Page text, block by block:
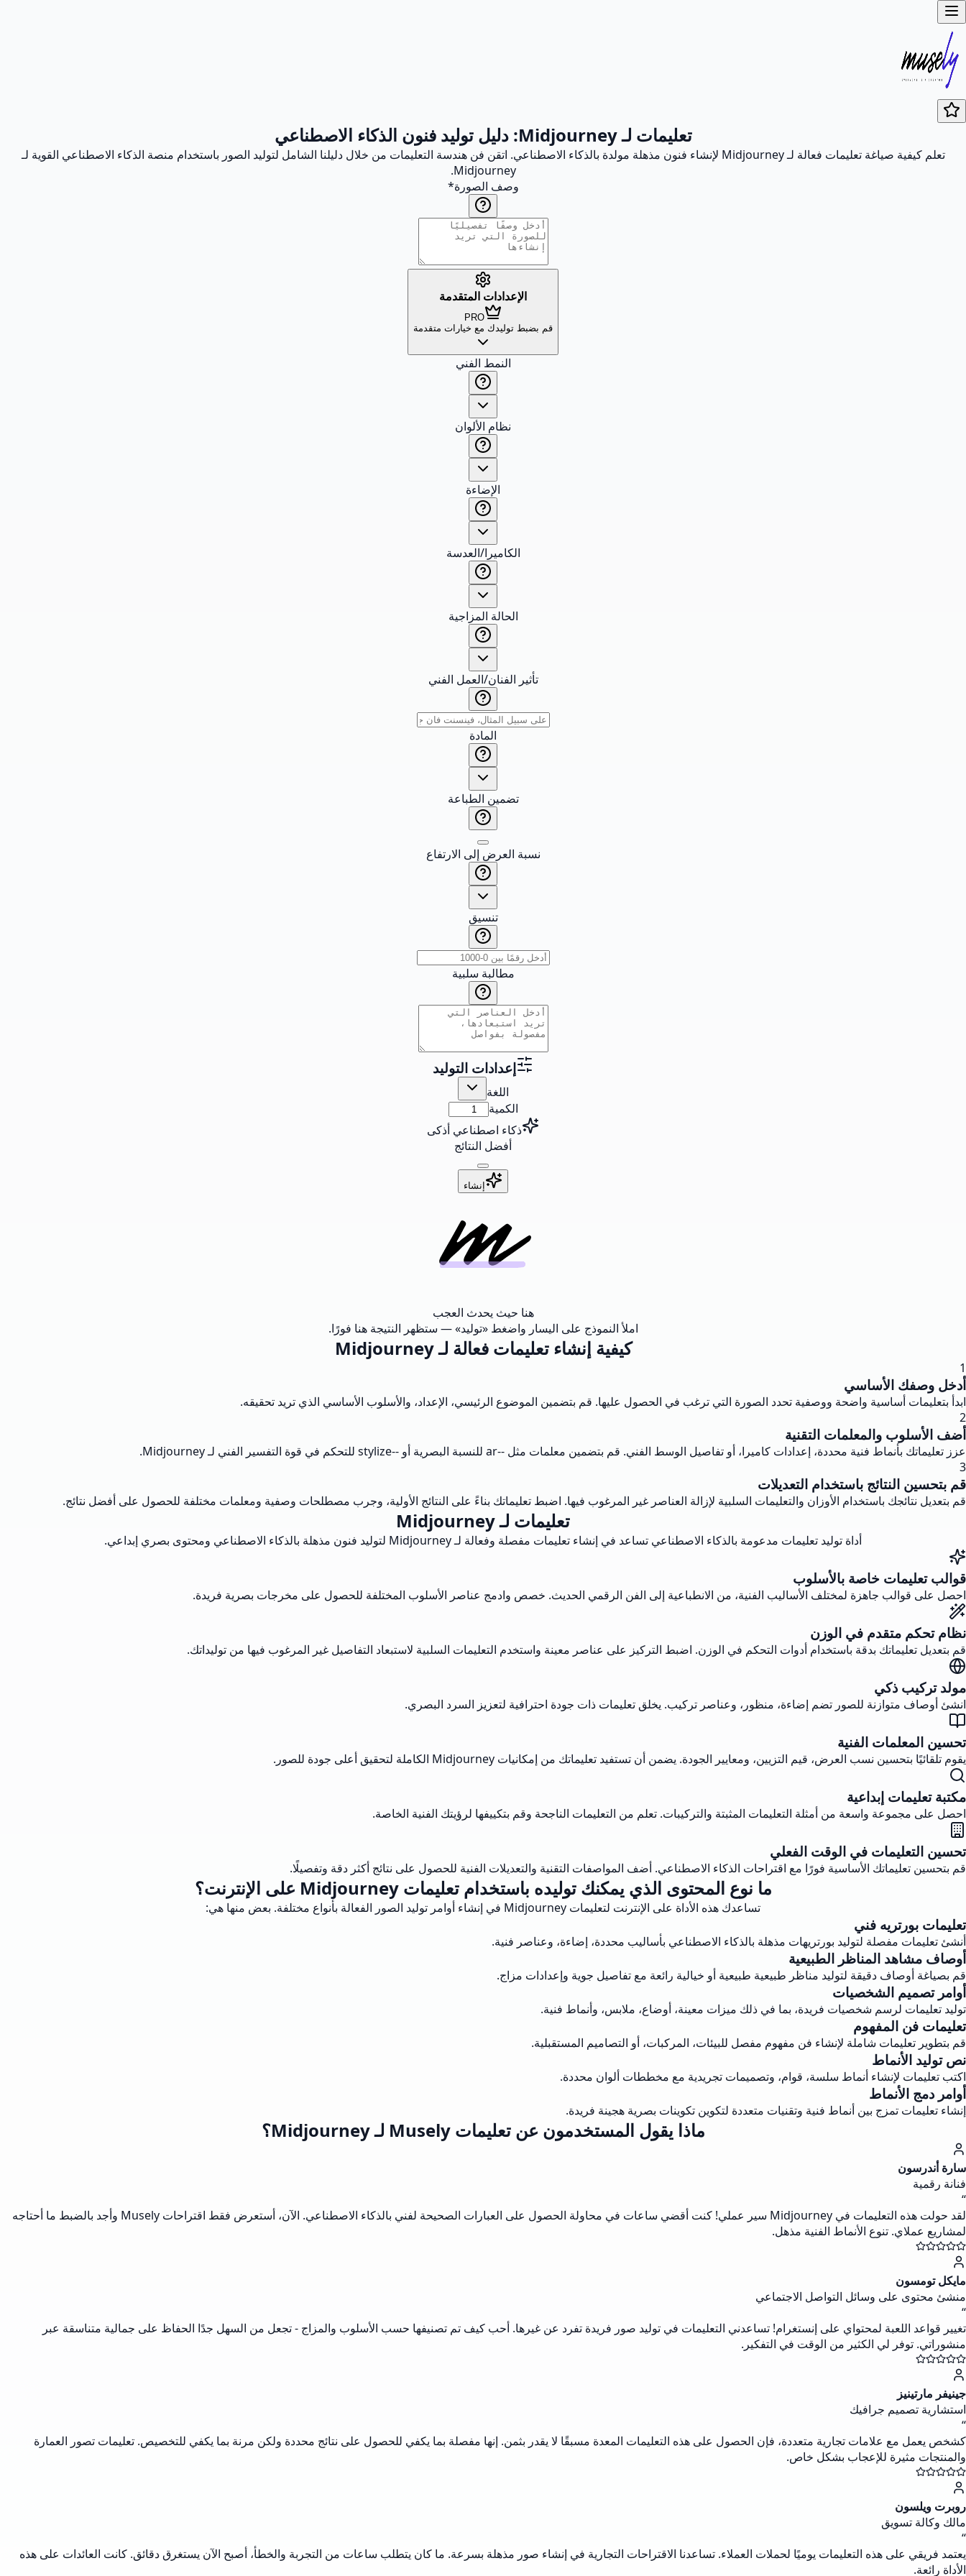
تعليمات لـ Midjourney: دليل توليد فنون الذكاء الاصطناعي
تعلم كيفية صياغة تعليمات فعالة لـ Midjourney لإنشاء فنون مذهلة مولدة بالذكاء الاصطناعي. اتقن فن هندسة التعليمات من خلال دليلنا الشامل لتوليد الصور باستخدام منصة الذكاء الاصطناعي القوية لـ
Midjourney.
وصف الصورة*
الإعدادات المتقدمة
PRO
قم بضبط توليدك مع خيارات متقدمة
النمط الفني
نظام الألوان
الإضاءة
الكاميرا/العدسة
الحالة المزاجية
تأثير الفنان/العمل الفني
المادة
تضمين الطباعة
نسبة العرض إلى الارتفاع
تنسيق
مطالبة سلبية
إعدادات التوليد
اللغة
الكمية
ذكاء اصطناعي أذكى
أفضل النتائج
إنشاء
هنا حيث يحدث العجب
املأ النموذج على اليسار واضغط «توليد» — ستظهر النتيجة هنا فورًا.
كيفية إنشاء تعليمات فعالة لـ Midjourney
1
أدخل وصفك الأساسي
ابدأ بتعليمات أساسية واضحة ووصفية تحدد الصورة التي ترغب في الحصول عليها. قم بتضمين الموضوع الرئيسي، الإعداد، والأسلوب الأساسي الذي تريد تحقيقه.
2
أضف الأسلوب والمعلمات التقنية
عزز تعليماتك بأنماط فنية محددة، إعدادات كاميرا، أو تفاصيل الوسط الفني. قم بتضمين معلمات مثل --ar للنسبة البصرية أو --stylize للتحكم في قوة التفسير الفني لـ Midjourney.
3
قم بتحسين النتائج باستخدام التعديلات
قم بتعديل نتائجك باستخدام الأوزان والتعليمات السلبية لإزالة العناصر غير المرغوب فيها. اضبط تعليماتك بناءً على النتائج الأولية، وجرب مصطلحات وصفية ومعلمات مختلفة للحصول على أفضل نتائج.
تعليمات لـ Midjourney
أداة توليد تعليمات مدعومة بالذكاء الاصطناعي تساعد في إنشاء تعليمات مفصلة وفعالة لـ Midjourney لتوليد فنون مذهلة بالذكاء الاصطناعي ومحتوى بصري إبداعي.
قوالب تعليمات خاصة بالأسلوب
احصل على قوالب جاهزة لمختلف الأساليب الفنية، من الانطباعية إلى الفن الرقمي الحديث. خصص وادمج عناصر الأسلوب المختلفة للحصول على مخرجات بصرية فريدة.
نظام تحكم متقدم في الوزن
قم بتعديل تعليماتك بدقة باستخدام أدوات التحكم في الوزن. اضبط التركيز على عناصر معينة واستخدم التعليمات السلبية لاستبعاد التفاصيل غير المرغوب فيها من توليداتك.
مولد تركيب ذكي
انشئ أوصاف متوازنة للصور تضم إضاءة، منظور، وعناصر تركيب. يخلق تعليمات ذات جودة احترافية لتعزيز السرد البصري.
تحسين المعلمات الفنية
يقوم تلقائيًا بتحسين نسب العرض، قيم التزيين، ومعايير الجودة. يضمن أن تستفيد تعليماتك من إمكانيات Midjourney الكاملة لتحقيق أعلى جودة للصور.
مكتبة تعليمات إبداعية
احصل على مجموعة واسعة من أمثلة التعليمات المثبتة والتركيبات. تعلم من التعليمات الناجحة وقم بتكييفها لرؤيتك الفنية الخاصة.
تحسين التعليمات في الوقت الفعلي
قم بتحسين تعليماتك الأساسية فورًا مع اقتراحات الذكاء الاصطناعي. أضف المواصفات التقنية والتعديلات الفنية للحصول على نتائج أكثر دقة وتفصيلًا.
ما نوع المحتوى الذي يمكنك توليده باستخدام تعليمات Midjourney على الإنترنت؟
تساعدك هذه الأداة على الإنترنت لتعليمات Midjourney في إنشاء أوامر توليد الصور الفعالة بأنواع مختلفة. بعض منها هي:
تعليمات بورتريه فني
أنشئ تعليمات مفصلة لتوليد بورتريهات مذهلة بالذكاء الاصطناعي بأساليب محددة، إضاءة، وعناصر فنية.
أوصاف مشاهد المناظر الطبيعية
قم بصياغة أوصاف دقيقة لتوليد مناظر طبيعية طبيعية أو خيالية رائعة مع تفاصيل جوية وإعدادات مزاج.
أوامر تصميم الشخصيات
توليد تعليمات لرسم شخصيات فريدة، بما في ذلك ميزات معينة، أوضاع، ملابس، وأنماط فنية.
تعليمات فن المفهوم
قم بتطوير تعليمات شاملة لإنشاء فن مفهوم مفصل للبيئات، المركبات، أو التصاميم المستقبلية.
نص توليد الأنماط
اكتب تعليمات لإنشاء أنماط سلسة، قوام، وتصميمات تجريدية مع مخططات ألوان محددة.
أوامر دمج الأنماط
إنشاء تعليمات تمزج بين أنماط فنية وتقنيات متعددة لتكوين تكوينات بصرية هجينة فريدة.
ماذا يقول المستخدمون عن تعليمات Musely لـ Midjourney؟
سارة أندرسون
فنانة رقمية
“
لقد حولت هذه التعليمات في Midjourney سير عملي! كنت أقضي ساعات في محاولة الحصول على العبارات الصحيحة لفني بالذكاء الاصطناعي. الآن، أستعرض فقط اقتراحات Musely وأجد بالضبط ما أحتاجه
لمشاريع عملاي. تنوع الأنماط الفنية مذهل.
مايكل تومسون
منشئ محتوى على وسائل التواصل الاجتماعي
“
تغيير قواعد اللعبة لمحتواي على إنستغرام! تساعدني التعليمات في توليد صور فريدة تفرد عن غيرها. أحب كيف تم تصنيفها حسب الأسلوب والمزاج - تجعل من السهل جدًا الحفاظ على جمالية متناسقة عبر
منشوراتي. توفر لي الكثير من الوقت في التفكير.
جينيفر مارتينيز
استشارية تصميم جرافيك
“
كشخص يعمل مع علامات تجارية متعددة، فإن الحصول على هذه التعليمات المعدة مسبقًا لا يقدر بثمن. إنها مفصلة بما يكفي للحصول على نتائج محددة ولكن مرنة بما يكفي للتخصيص. تعليمات تصور العمارة
والمنتجات مثيرة للإعجاب بشكل خاص.
روبرت ويلسون
مالك وكالة تسويق
“
يعتمد فريقي على هذه التعليمات يوميًا لحملات العملاء. تساعدنا الاقتراحات التجارية في إنشاء صور مذهلة بسرعة. ما كان يتطلب ساعات من التجربة والخطأ، أصبح الآن يستغرق دقائق. كانت العائدات على هذه
الأداة رائعة.